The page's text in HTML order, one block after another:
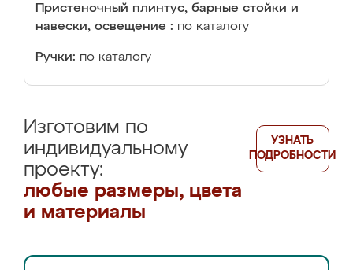
Пристеночный плинтус, барные стойки и
навески, освещение : по каталогу
Ручки: по каталогу
Изготовим по
индивидуальному
проекту:
любые размеры, цвета
и материалы
УЗНАТЬ
ПОДРОБНОСТИ